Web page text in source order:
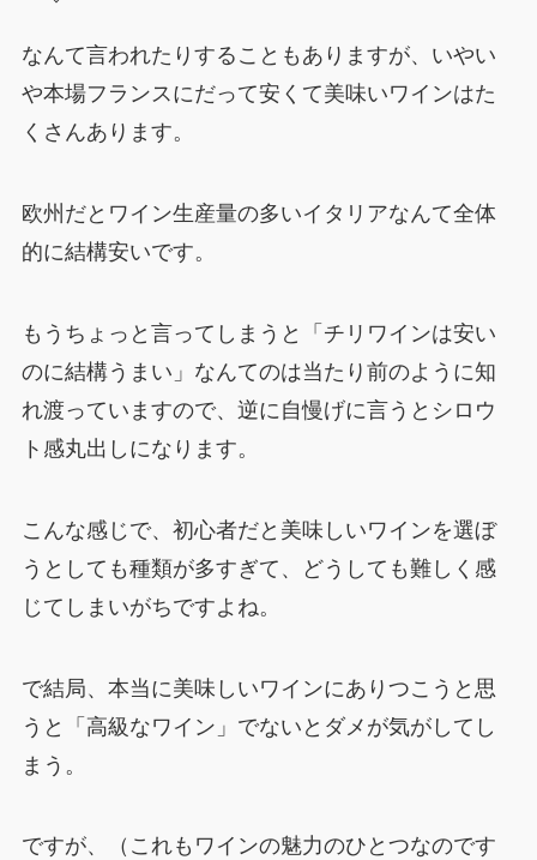
なんて言われたりすることもありますが、いやい
や本場フランスにだって安くて美味いワインはた
くさんあります。
欧州だとワイン生産量の多いイタリアなんて全体
的に結構安いです。
もうちょっと言ってしまうと「チリワインは安い
のに結構うまい」なんてのは当たり前のように知
れ渡っていますので、逆に自慢げに言うとシロウ
ト感丸出しになります。
こんな感じで、初心者だと美味しいワインを選ぼ
うとしても種類が多すぎて、どうしても難しく感
じてしまいがちですよね。
で結局、本当に美味しいワインにありつこうと思
うと「高級なワイン」でないとダメが気がしてし
まう。
ですが、（これもワインの魅力のひとつなのです